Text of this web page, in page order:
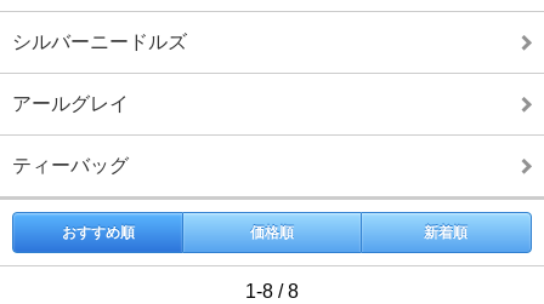
シルバーニードルズ
アールグレイ
ティーバッグ
おすすめ順 価格順 新着順
1-8 / 8